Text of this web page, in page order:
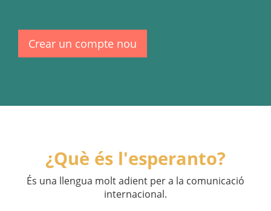
Crear un compte nou
¿Què és l'esperanto?
És una llengua molt adient per a la comunicació
internacional.